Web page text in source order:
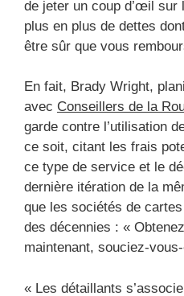
de jeter un coup d’œil sur
plus en plus de dettes
être sûr que vous
En fait, Brady Wright,
avec Conseillers de la
garde contre l’utilisation
ce soit, citant les frais
ce type de service et le
dernière itération de la
que les sociétés de
des décennies : «
maintenant, souciez-
« Les détaillants